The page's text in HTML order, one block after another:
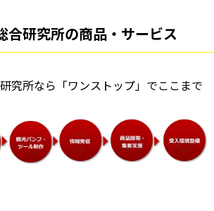
合研究所の商品・サービス
究所なら「ワンストップ」でここまで